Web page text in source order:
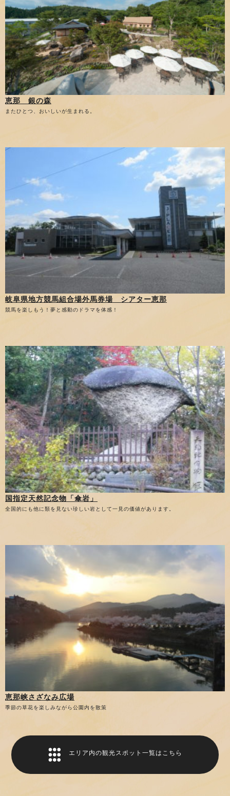
恵那 銀の森
またひとつ、おいしいが生まれる。
岐阜県地方競馬組合場外馬券場 シアター恵那
競馬を楽しもう！夢と感動のドラマを体感！
国指定天然記念物「傘岩」
全国的にも他に類を見ない珍しい岩として一見の価値があります。
恵那峡さざなみ広場
季節の草花を楽しみながら公園内を散策
エリア内の観光スポット一覧はこちら